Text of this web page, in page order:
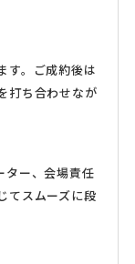
す。ご成約後は
打ち合わせなが
ター、会場責任
てスムーズに段